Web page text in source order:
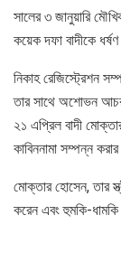
সালের ৩ জানুয়ারি
কয়েক দফা বাদীকে
নিকাহ রেজিস্ট্রেশন
তার সাথে অশোভন
২১ এপ্রিল বাদী
কাবিননামা সম্পন্ন
মোক্তার হোসেন, তার
করেন এবং হুমকি-